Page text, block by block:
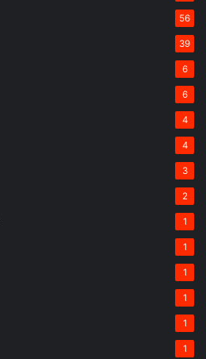
56
39
6
6
4
4
3
2
1
1
1
1
1
1